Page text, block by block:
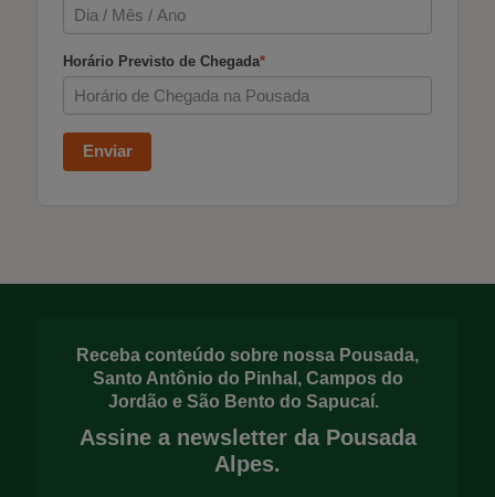
Horário Previsto de Chegada*
Enviar
Receba conteúdo sobre nossa Pousada,
Santo Antônio do Pinhal, Campos do
Jordão e São Bento do Sapucaí.
Assine a newsletter da Pousada
Alpes.